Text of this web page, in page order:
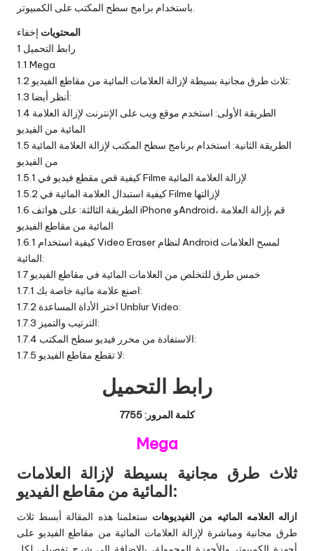
باستخدام برامج سطح المكتب على الكمبيوتر.
المحتويات إخفاء
1 رابط التحميل
1.1 Mega​
1.2
ثلاث طرق مجانية بسيطة لإزالة العلامات المائية من مقاطع الفيديو:
1.3
أنظر أيضا:
1.4 الطريقة الأولى: استخدم موقع ويب على الإنترنت لإزالة العلامة
المائية من الفيديو
1.5 الطريقة الثانية: استخدام برنامج سطح المكتب لإزالة العلامة المائية
من الفيديو
1.5.1
كيفية قص مقطع فيديو في Filme لإزالة العلامة المائية
1.5.2
كيفية استبدال العلامة المائية في Filme لإزالتها
1.6 الطريقة الثالثة: على هواتف iPhone وAndroid، قم بإزالة العلامة
المائية من مقاطع الفيديو
1.6.1 كيفية استخدام Video Eraser لنظام Android لمسح العلامات
المائية:
1.7 خمس طرق للتخلص من العلامات المائية في مقاطع الفيديو
1.7.1
اصنع علامة مائية خاصة بك:
1.7.2
اختر الأداة المساعدة Unblur Video:
1.7.3
الترتيب والتميز:
1.7.4
الاستفادة من محرر فيديو سطح المكتب:
1.7.5
لا تقطع مقاطع الفيديو:
رابط التحميل
كلمة المرور: 7755
Mega
ثلاث طرق مجانية بسيطة لإزالة العلامات
المائية من مقاطع الفيديو:
ازاله العلامه المائيه من الفيديوهات ستعلمنا هذه المقالة أبسط ثلاث
طرق مجانية ومباشرة لإزالة العلامات المائية من مقاطع الفيديو على